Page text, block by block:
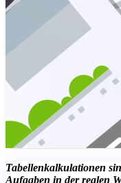
Tabellenkalkulationen
Aufgaben in der realen